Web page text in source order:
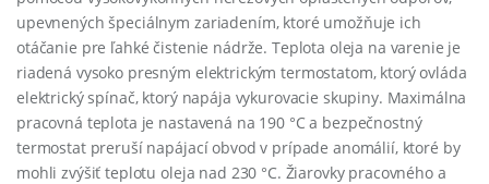
upevnených špeciálnym zariadením, ktoré umožňuje ich
otáčanie pre ľahké čistenie nádrže. Teplota oleja na varenie je
riadená vysoko presným elektrickým termostatom, ktorý ovláda
elektrický spínač, ktorý napája vykurovacie skupiny. Maximálna
pracovná teplota je nastavená na 190 °C a bezpečnostný
termostat preruší napájací obvod v prípade anomálií, ktoré by
mohli zvýšiť teplotu oleja nad 230 °C. Žiarovky pracovného a